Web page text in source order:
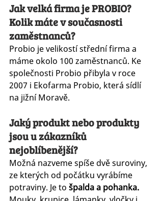
Jak velká firma je PROBIO?
Kolik máte v současnosti
zaměstnanců?
Probio je velikostí střední firma a
máme okolo 100 zaměstnanců. Ke
společnosti Probio přibyla v roce
2007 i Ekofarma Probio, která sídlí
na jižní Moravě.
Jaký produkt nebo produkty
jsou u zákazníků
nejoblíbenější?
Možná nazveme spíše dvě suroviny,
ze kterých od počátku vyrábíme
potraviny. Je to špalda a pohanka.